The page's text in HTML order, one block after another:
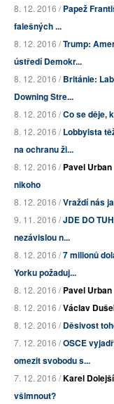
8. 12. 2016 /Papež
falešných ...
8. 12. 2016 /Trump:
ústředí Demokr...
8. 12. 2016 /Británie:
Downing Stre...
8. 12. 2016 /Co se děje,
8. 12. 2016 /Lobbyista
na ochranu ži...
8. 12. 2016 /Pavel Urban
nikoho
8. 12. 2016 /Vraždí nás
9. 11. 2016 /JDE DO
nezávislou n...
8. 12. 2016 /7 milionů
Yorku požaduj...
8. 12. 2016 /Pavel Urban
8. 12. 2016 /Václav
8. 12. 2016 /Děsivost
7. 12. 2016 /OSCE
omezit svobodu s...
7. 12. 2016 /Karel Dolejší
všimnout?